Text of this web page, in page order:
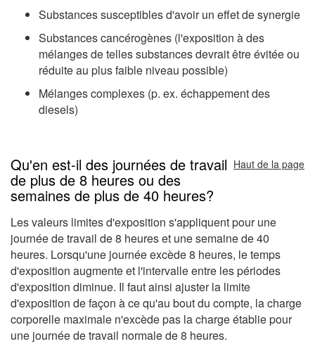
Substances susceptibles d'avoir un effet de synergie
Substances cancérogènes (l'exposition à des
mélanges de telles substances devrait être évitée ou
réduite au plus faible niveau possible)
Mélanges complexes (p. ex. échappement des
diesels)
Qu'en est-il des journées de travail
de plus de 8 heures ou des
semaines de plus de 40 heures?
Haut de la page
Les valeurs limites d'exposition s'appliquent pour une
journée de travail de 8 heures et une semaine de 40
heures. Lorsqu'une journée excède 8 heures, le temps
d'exposition augmente et l'intervalle entre les périodes
d'exposition diminue. Il faut ainsi ajuster la limite
d'exposition de façon à ce qu'au bout du compte, la charge
corporelle maximale n'excède pas la charge établie pour
une journée de travail normale de 8 heures.